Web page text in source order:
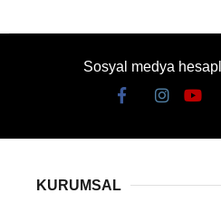
Sosyal medya
KURUMSAL